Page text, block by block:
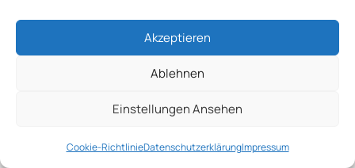
Akzeptieren
Ablehnen
Einstellungen Ansehen
Cookie-RichtlinieDatenschutzerklärungImpressum
Laub und andere Verunreinigungen effizient zu
beseitigen.
sich in ihrer Umgebung wohlfühlen.
Daher legen wir großen Wert auf eine sorgfältige